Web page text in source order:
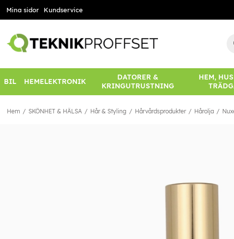
Mina sidor Kundservice
BIL HEMELEKTRONIK
DATORER &
KRINGUTRUSTNING
HEM,
Hem SKÖNHET & HÄLSA Hår & Styling Hårvårdsprodukter Hårolja